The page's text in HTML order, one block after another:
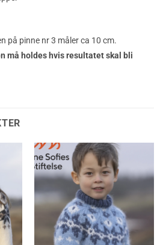
på pinne nr 3 måler ca 10 cm.
må holdes hvis resultatet skal bli